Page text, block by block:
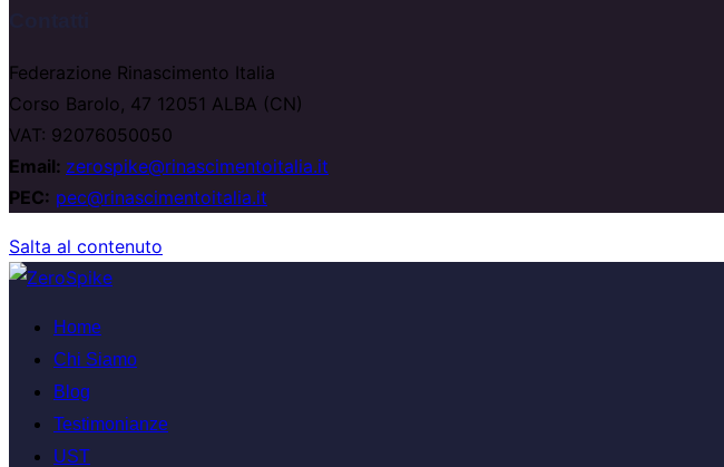
Federazione Rinascimento Italia
Corso Barolo, 47 12051 ALBA (CN)
VAT: 92076050050
Email: zerospike@rinascimentoitalia.it
PEC: pec@rinascimentoitalia.it
Salta al contenuto
Home
Chi Siamo
Blog
Testimonianze
UST